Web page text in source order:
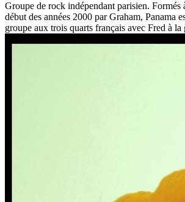
Groupe de rock indépendant parisien. Formés
début des années 2000 par Graham, Panama
groupe aux trois quarts français avec Fred à la